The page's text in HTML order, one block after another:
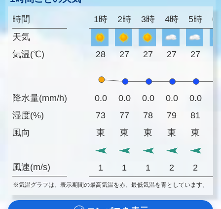
時間
天気
気温(℃)
降水量(mm/h)
湿度(%)
風向
風速(m/s)
1時 2時 3時 4時 5時 6
28 27 27 27 27
0.0 0.0 0.0 0.0 0.0
73
77 78 79 81
東
東 東 東 東
1 1 1 2 2
※気温グラフは、表示期間の最高気温を赤、最低気温を青としています。